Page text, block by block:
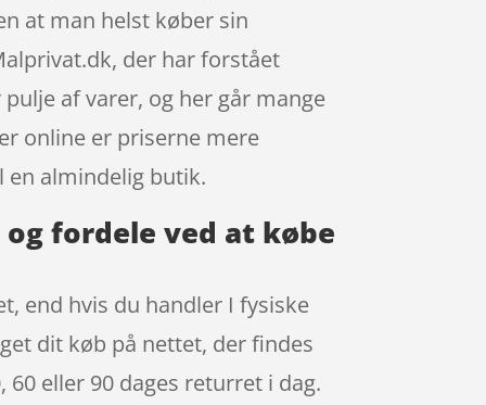
at man helst køber sin
der har forstået
af varer, og her går mange
online er priserne mere
en almindelig butik.
og fordele ved at købe
end hvis du handler I fysiske
dit køb på nettet, der findes
eller 90 dages returret i dag.